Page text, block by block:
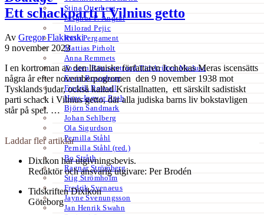
Stina Otterberg
Magnus P. Ängsal
Milorad Pejic
Ruth Pergament
Mattias Pirholt
Anna Remmets
Torsten Rönnerstrand Tidskriften Medusa
Ervin Rosenberg
Fredrik Rosvall
Hans-Ingvar Roth
Björn Sandmark
Johan Sehlberg
Ola Sigurdson
Pernilla Ståhl
Pernilla Ståhl (red.)
Bo Stråth
Ragnar Strömberg
Stig Strömholm
Fredrik Svenaeus
Jayne Svenungsson
Jan Henrik Swahn
Ett schackparti i Vilnius getto
Av Gregor Flakierski
9 november 2023
I en kortroman av den litauiske författaren Icchokas Meras iscensätts
några år efter novemberpogromen den 9 november 1938 mot
Tysklands judar, också kallad Kristallnatten, ett särskilt sadistiskt
parti schack i Vilnius getto, där alla judiska barns liv bokstavligen
står på spel. …
Laddar fler artiklar
Dixikon har utgivningsbevis.
Redaktör och ansvarig utgivare: Per Brodén
Tidskriften Dixikon
Göteborg